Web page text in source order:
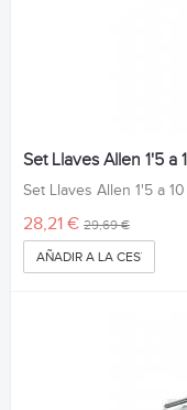
Set Llaves Allen 1'5 a
Set Llaves Allen 1'5 a
28,21 € 29,69 €
AÑADIR A LA CESTA